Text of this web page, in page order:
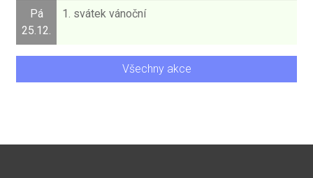
Pá
25.12.
1. svátek vánoční
Všechny akce